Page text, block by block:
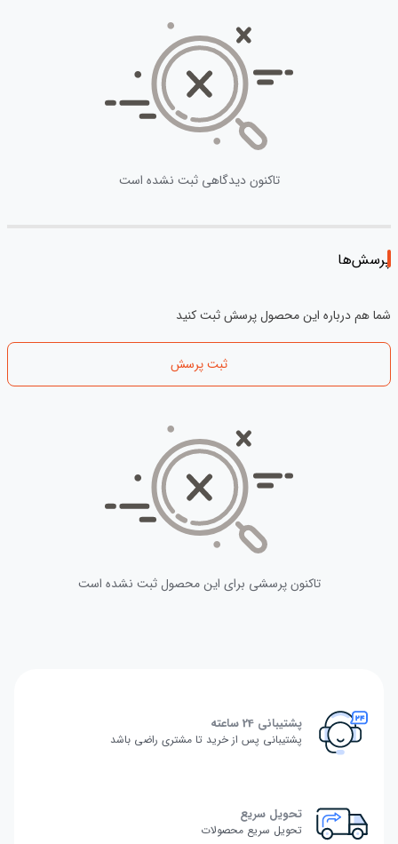
تاکنون دیدگاهی ثبت نشده است
پرسش‌ها
شما هم درباره این محصول پرسش ثبت کنید
ثبت پرسش
تاکنون پرسشی برای این محصول ثبت نشده است
پشتیبانی 24 ساعته
پشتیبانی پس از خرید تا مشتری راضی باشد
تحویل سریع
تحویل سریع محصولات